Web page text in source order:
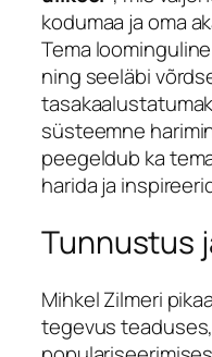
kodumaa ja oma
Tema
ning seeläbi
süsteemne
peegeldub ka
harida ja
Tunnustus
Mihkel Zilmeri
tegevus